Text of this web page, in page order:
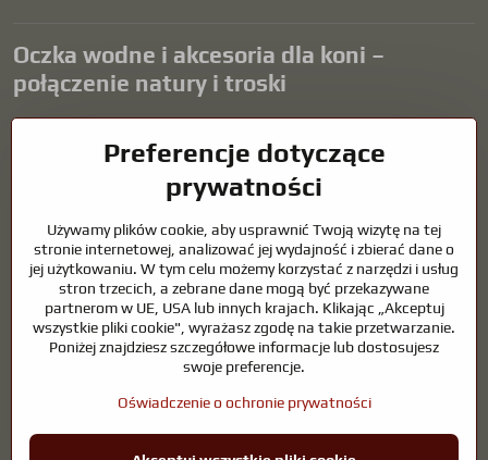
Oczka wodne i akcesoria dla koni –
połączenie natury i troski
harmonijne środowisko sprzyjające relaksowi i życiu zwierząt
wodnych. Odpowiednia technologia, filtracja i regularna
konserwacja są kluczem do czystej wody i zdrowego stawu przez
naszego życia.
Konie wymagają wysokiej jakości sprzętu jeździeckiego,
odpowiedniego odżywiania i odpowiedzialnej opieki, aby być zdrowe,
silne i zadowolone. Niezależnie od tego, czy chodzi o sprzęt dla
jeźdźców, hodowców, czy miłośników natury, celem jest stworzenie
środowiska, które wspiera naturalną równowagę, bezpieczeństwo i
©2026Prawa autorskie
Preferencje dotyczące
prywatności
Używamy plików cookie, aby usprawnić Twoją wizytę na tej
stronie internetowej, analizować jej wydajność i zbierać dane o
jej użytkowaniu. W tym celu możemy korzystać z narzędzi i usług
stron trzecich, a zebrane dane mogą być przekazywane
partnerom w UE, USA lub innych krajach. Klikając „Akceptuj
wszystkie pliki cookie", wyrażasz zgodę na takie przetwarzanie.
Poniżej znajdziesz szczegółowe informacje lub dostosujesz
swoje preferencje.
Oświadczenie o ochronie prywatności